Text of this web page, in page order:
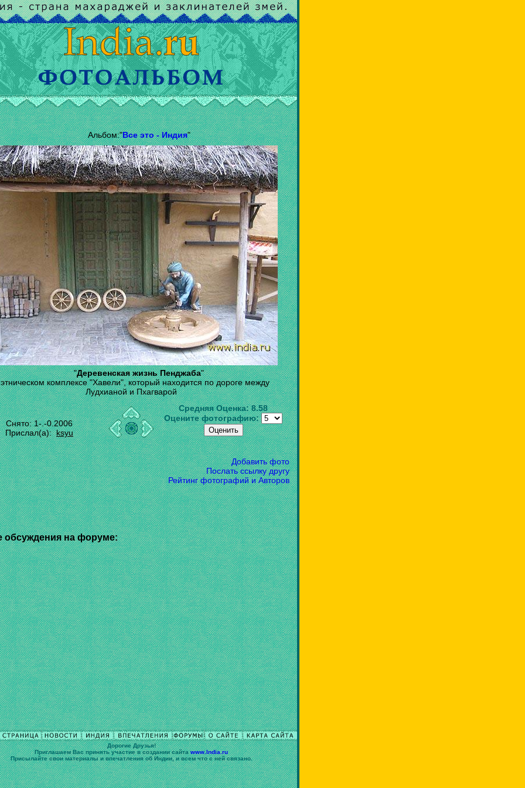
Альбом:"Все это - Индия"
"Деревенская жизнь Пенджаба"
комплексе "Хавели", который находится по дороге между
Лудхианой и Пхагварой
Снято: 1-.-0.2006
Прислал(а):ksyu
Средняя Оценка:8.58
Оцените фотографию:
обсуждения на форуме:
Добавить фото
Послать ссылку другу
Рейтинг фотографий и Авторов
Дорогие Друзья!
Приглашаем Вас принять участие в cоздании сайтаwww.India.ru
Присылайте свои материалы и впечатления об Индии, и всем что с ней связано.